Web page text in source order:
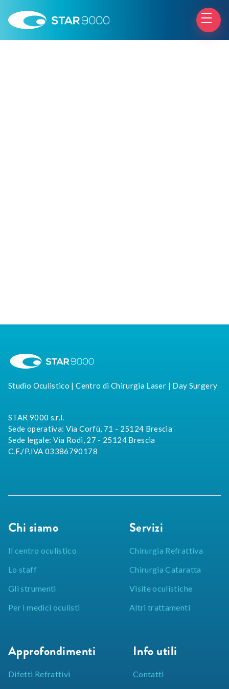
Studio Oculistico | Centro di Chirurgia Laser | Day Surgery
STAR 9000 s.r.l.
Sede operativa: Via Corfù, 71 - 25124 Brescia
Sede legale: Via Rodi, 27 - 25124 Brescia
C.F./P.IVA 03386790178
Chi siamo
Il centro oculistico
Lo staff
Gli strumenti
Per i medici oculisti
Servizi
Chirurgia Refrattiva
Chirurgia Cataratta
Visite oculistiche
Altri trattamenti
Approfondimenti
Difetti Refrattivi
Info utili
Contatti